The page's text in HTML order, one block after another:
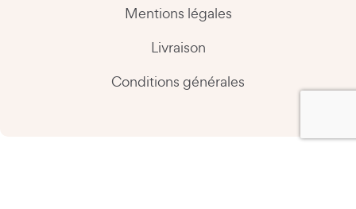
Mentions légales
Livraison
Conditions générales